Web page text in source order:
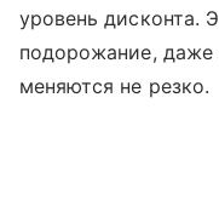
уровень дисконта.
подорожание,
меняются не резко.